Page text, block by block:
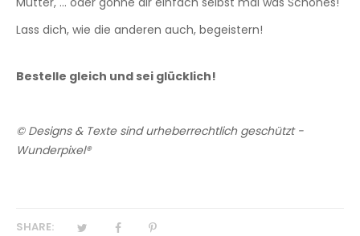
Lass dich, wie die anderen auch, begeistern!
Bestelle gleich und sei glücklich!
© Designs & Texte sind urheberrechtlich geschützt -
Wunderpixel®
SHARE: